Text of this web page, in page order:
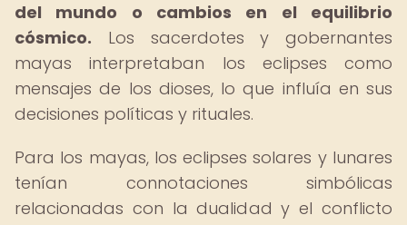
del mundo o cambios en el equilibrio
cósmico. Los sacerdotes y gobernantes
mayas interpretaban los eclipses como
mensajes de los dioses, lo que influía en sus
decisiones políticas y rituales.
Para los mayas, los eclipses solares y lunares
tenían connotaciones simbólicas
relacionadas con la dualidad y el conflicto